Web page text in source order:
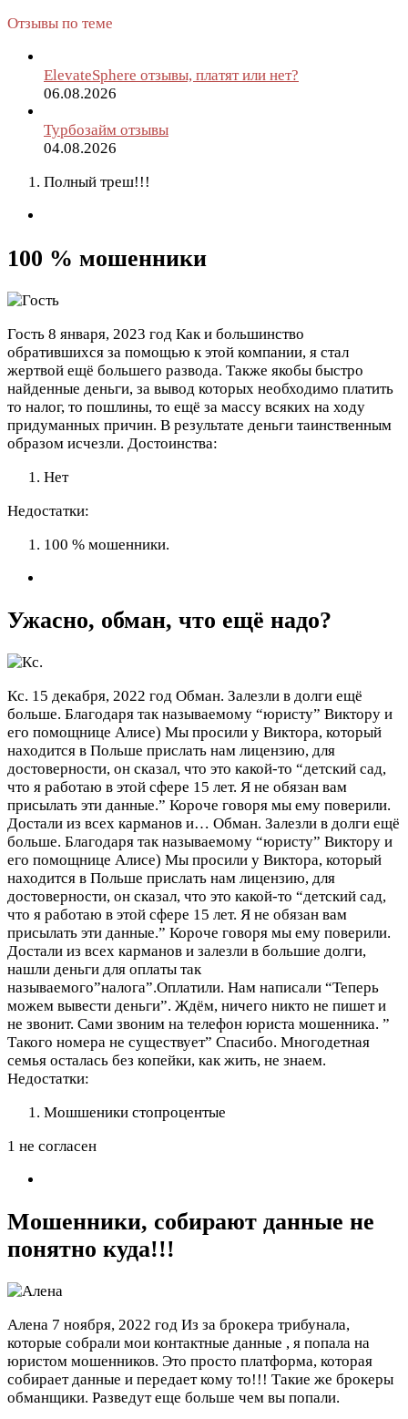
Отзывы по теме
ElevateSphere отзывы, платят или нет?
06.08.2026
Турбозайм отзывы
04.08.2026
Полный треш!!!
100 % мошенники
Гость 8 января, 2023 год Как и большинство
обратившихся за помощью к этой компании, я стал
жертвой ещё большего развода. Также якобы быстро
найденные деньги, за вывод которых необходимо платить
то налог, то пошлины, то ещё за массу всяких на ходу
придуманных причин. В результате деньги таинственным
образом исчезли. Достоинства:
Нет
Недостатки:
100 % мошенники.
Ужасно, обман, что ещё надо?
Кс. 15 декабря, 2022 год Обман. Залезли в долги ещё
больше. Благодаря так называемому “юристу” Виктору и
его помощнице Алисе) Мы просили у Виктора, который
находится в Польше прислать нам лицензию, для
достоверности, он сказал, что это какой-то “детский сад,
что я работаю в этой сфере 15 лет. Я не обязан вам
присылать эти данные.” Короче говоря мы ему поверили.
Достали из всех карманов и… Обман. Залезли в долги ещё
больше. Благодаря так называемому “юристу” Виктору и
его помощнице Алисе) Мы просили у Виктора, который
находится в Польше прислать нам лицензию, для
достоверности, он сказал, что это какой-то “детский сад,
что я работаю в этой сфере 15 лет. Я не обязан вам
присылать эти данные.” Короче говоря мы ему поверили.
Достали из всех карманов и залезли в большие долги,
нашли деньги для оплаты так
называемого”налога”.Оплатили. Нам написали “Теперь
можем вывести деньги”. Ждём, ничего никто не пишет и
не звонит. Сами звоним на телефон юриста мошенника. ”
Такого номера не существует” Спасибо. Многодетная
семья осталась без копейки, как жить, не знаем.
Недостатки:
Мошшеники стопроцентые
1 не согласен
Мошенники, собирают данные не
понятно куда!!!
Алена 7 ноября, 2022 год Из за брокера трибунала,
которые собрали мои контактные данные , я попала на
юристом мошенников. Это просто платформа, которая
собирает данные и передает кому то!!! Такие же брокеры
обманщики. Разведут еще больше чем вы попали.